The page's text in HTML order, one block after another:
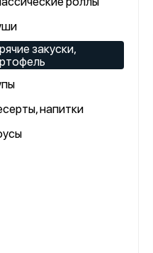
закуски,
напитки